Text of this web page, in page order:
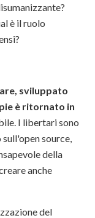
è il ruolo
sviluppato
è ritornato in
I libertari sono
source,
della
anche
del